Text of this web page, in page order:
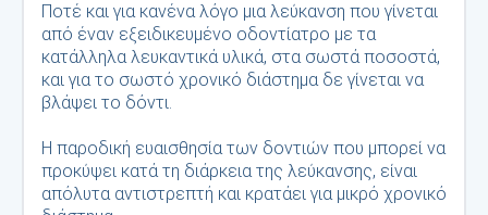
Ποτέ και για κανένα λόγο μια λεύκανση που γίνεται
από έναν εξειδικευμένο οδοντίατρο με τα
κατάλληλα λευκαντικά υλικά, στα σωστά ποσοστά,
και για το σωστό χρονικό διάστημα δε γίνεται να
βλάψει το δόντι.
Η παροδική ευαισθησία των δοντιών που μπορεί να
προκύψει κατά τη διάρκεια της λεύκανσης, είναι
απόλυτα αντιστρεπτή και κρατάει για μικρό χρονικό